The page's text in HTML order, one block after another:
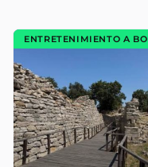
ENTRETENIMIENTO A